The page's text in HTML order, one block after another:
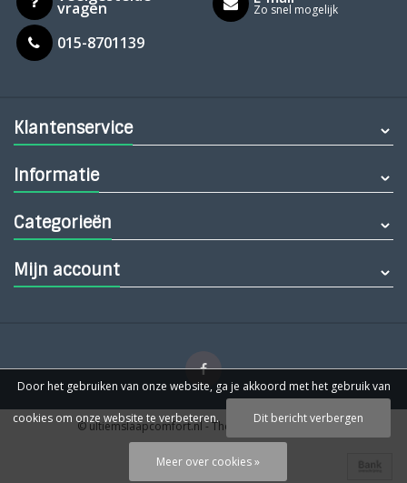
vragen
015-8701139
Zo snel mogelijk
Klantenservice
Informatie
Categorieën
Mijn account
© ultiemslaapcomfort.nl- Theme byWebdinge.nl
Door het gebruiken van onze website, ga je akkoord met het gebruik van
cookies om onze website te verbeteren. Dit bericht verbergen
Meer over cookies »